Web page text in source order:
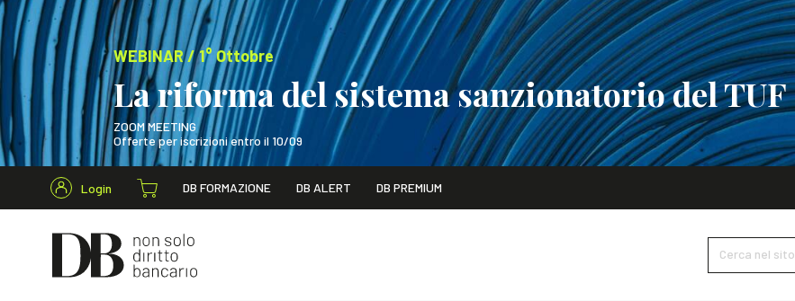
WEBINAR / 1° Ottobre
La riforma del sistema sanzionatorio del TUF
ZOOM MEETING
Offerte per iscrizioni entro il 10/09
WEBINAR / 1° Ottobre
Login DB FORMAZIONE DB ALERT DB PREMIUM
Cerca nel sito